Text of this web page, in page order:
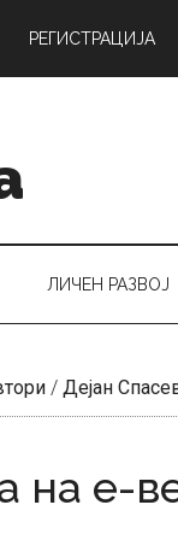
РЕГИСТРАЦИЈА
ЛИЧЕН РАЗВОЈ
/ Дејан
на е-